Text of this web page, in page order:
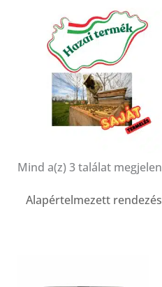
Mind a(z) 3 találat